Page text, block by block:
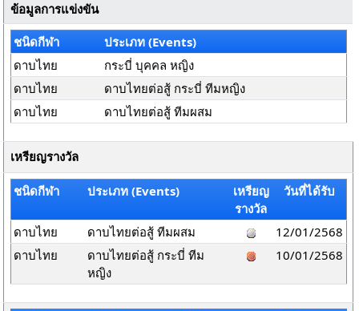
ข้อมูลการแข่งขัน
ชนิดกีฬา
ประเภท (Events)
ดาบไทย
กระบี่ บุคคล หญิง
ดาบไทย
ดาบไทยต่อสู้ กระบี่ ทีมหญิง
ดาบไทย
ดาบไทยต่อสู้ ทีมผสม
เหรียญรางวัล
ชนิดกีฬา ประเภท (Events)
เหรียญ
รางวัล
วันที่ได้รับ
ดาบไทย ดาบไทยต่อสู้ ทีมผสม
12/01/2568
ดาบไทย
ดาบไทยต่อสู้ กระบี่ ทีม
หญิง
10/01/2568